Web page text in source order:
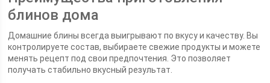
блинов дома
Домашние блины всегда выигрывают по вкусу и качеству. Вы
контролируете состав, выбираете свежие продукты и можете
менять рецепт под свои предпочтения. Это позволяет
получать стабильно вкусный результат.